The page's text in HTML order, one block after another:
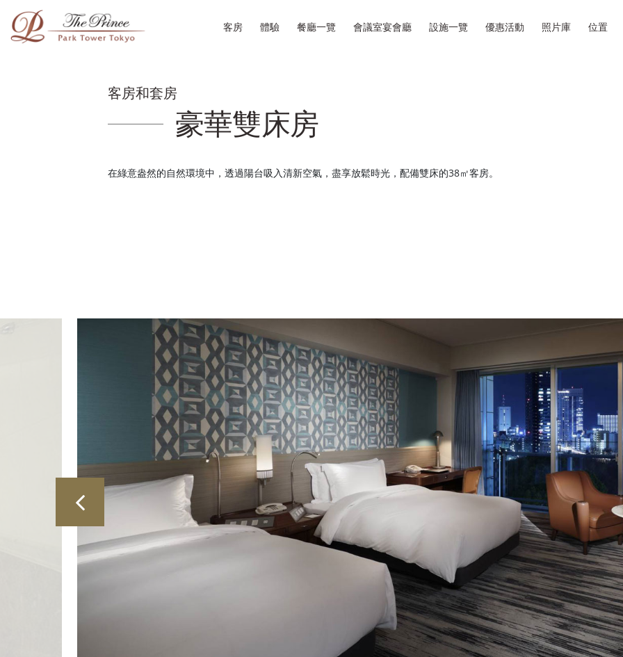
客房 體驗 餐廳一覽 會議室宴會廳 設施一覽 優惠活動 照片庫 位置
客房和套房
豪華雙床房
在綠意盎然的自然環境中，透過陽台吸入清新空氣，盡享放鬆時光，配備雙床的38㎡客房。